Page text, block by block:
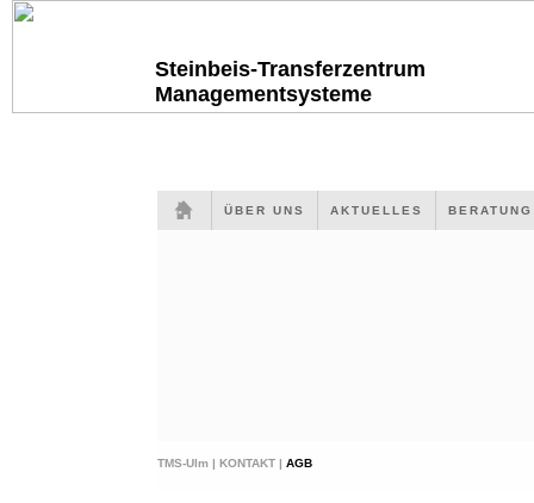
Steinbeis-Transferzentrum
Managementsysteme
ÜBER UNS AKTUELLES
TMS-Ulm | KONTAKT | AGB